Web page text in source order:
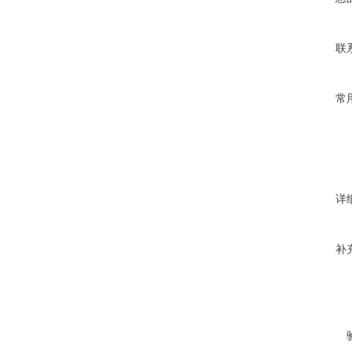
联
常
详
补